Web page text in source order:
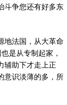
斗争您还有好多东
地法国，从大革命
是从专制起家，
辅助下才走上正
意识淡薄的多，所